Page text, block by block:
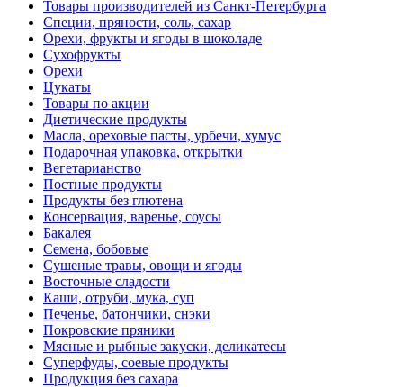
Товары производителей из Санкт-Петербурга
Специи, пряности, соль, сахар
Орехи, фрукты и ягоды в шоколаде
Сухофрукты
Орехи
Цукаты
Товары по акции
Диетические продукты
Масла, ореховые пасты, урбечи, хумус
Подарочная упаковка, открытки
Вегетарианство
Постные продукты
Продукты без глютена
Консервация, варенье, соусы
Бакалея
Семена, бобовые
Сушеные травы, овощи и ягоды
Восточные сладости
Каши, отруби, мука, суп
Печенье, батончики, снэки
Покровские пряники
Мясные и рыбные закуски, деликатесы
Суперфуды, соевые продукты
Продукция без сахара